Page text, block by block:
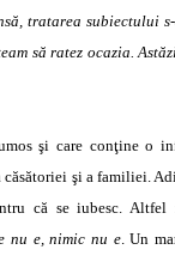
tratarea subiectului
să ratez ocazia.
şi care conţine o
căsătoriei şi a familiei.
că se iubesc. Altfel
nu e, nimic nu e. Un